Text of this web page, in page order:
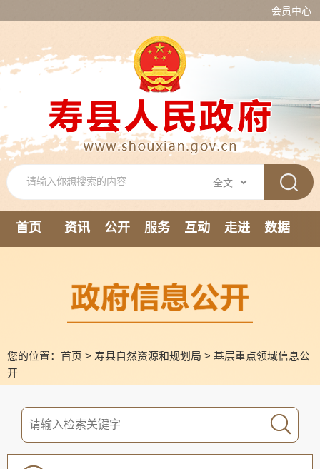
会员中心
首页 资讯 公开 服务 互动 走进
数据
您的位置： 首页 > 寿县自然资源和规划局 > 基层重点领域信息公
开